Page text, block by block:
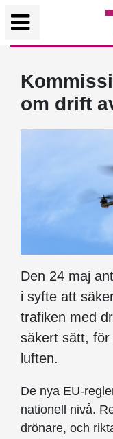
om drift
Den 24 maj
i syfte att
trafiken med
säkert sätt, för
luften.
De nya EU-
nationell nivå.
drönare, och